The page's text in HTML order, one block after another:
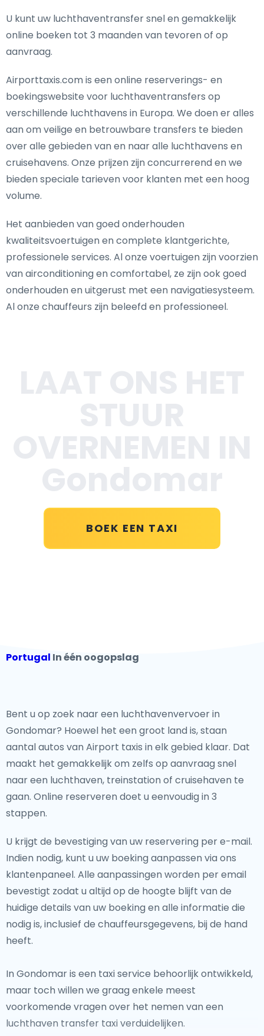
U kunt uw luchthaventransfer snel en gemakkelijk
online boeken tot 3 maanden van tevoren of op
aanvraag.
Airporttaxis.com is een online reserverings- en
boekingswebsite voor luchthaventransfers op
verschillende luchthavens in Europa. We doen er alles
aan om veilige en betrouwbare transfers te bieden
over alle gebieden van en naar alle luchthavens en
cruisehavens. Onze prijzen zijn concurrerend en we
bieden speciale tarieven voor klanten met een hoog
volume.
Het aanbieden van goed onderhouden
kwaliteitsvoertuigen en complete klantgerichte,
professionele services. Al onze voertuigen zijn voorzien
van airconditioning en comfortabel, ze zijn ook goed
onderhouden en uitgerust met een navigatiesysteem.
Al onze chauffeurs zijn beleefd en professioneel.
BOEK EEN TAXI
Portugal In één oogopslag
Bent u op zoek naar een luchthavenvervoer in
Gondomar? Hoewel het een groot land is, staan
aantal autos van Airport taxis in elk gebied klaar. Dat
maakt het gemakkelijk om zelfs op aanvraag snel
naar een luchthaven, treinstation of cruisehaven te
gaan. Online reserveren doet u eenvoudig in 3
stappen.
U krijgt de bevestiging van uw reservering per e-mail.
Indien nodig, kunt u uw boeking aanpassen via ons
klantenpaneel. Alle aanpassingen worden per email
bevestigt zodat u altijd op de hoogte blijft van de
huidige details van uw boeking en alle informatie die
nodig is, inclusief de chauffeursgegevens, bij de hand
heeft.
In Gondomar is een taxi service behoorlijk ontwikkeld,
maar toch willen we graag enkele meest
voorkomende vragen over het nemen van een
luchthaven transfer taxi verduidelijken.